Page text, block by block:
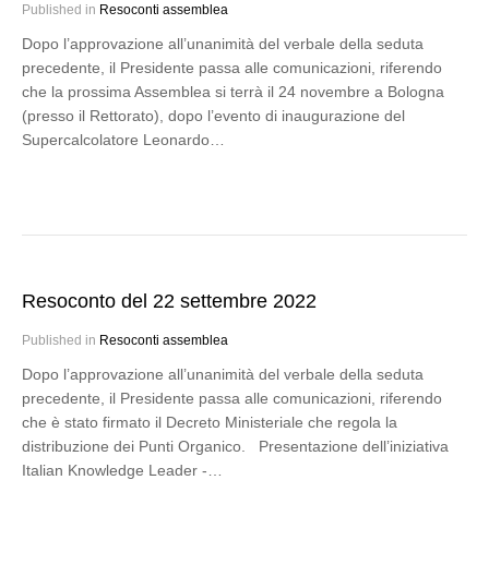
Published in Resoconti assemblea
Dopo l’approvazione all’unanimità del verbale della seduta
precedente, il Presidente passa alle comunicazioni, riferendo
che la prossima Assemblea si terrà il 24 novembre a Bologna
(presso il Rettorato), dopo l’evento di inaugurazione del
Supercalcolatore Leonardo…
Resoconto del 22 settembre 2022
Published in Resoconti assemblea
Dopo l’approvazione all’unanimità del verbale della seduta
precedente, il Presidente passa alle comunicazioni, riferendo
che è stato firmato il Decreto Ministeriale che regola la
distribuzione dei Punti Organico. Presentazione dell’iniziativa
Italian Knowledge Leader -…